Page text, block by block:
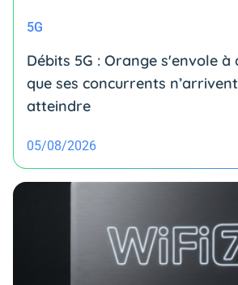
5G
Débits 5G : Orange s'envole à
que ses concurrents
atteindre
05/08/2026